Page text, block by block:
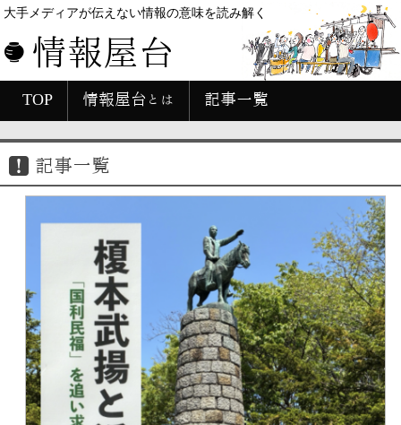
大手メディアが伝えない情報の意味を読み解く
情報屋台
TOP 情報屋台とは 記事一覧
記事一覧